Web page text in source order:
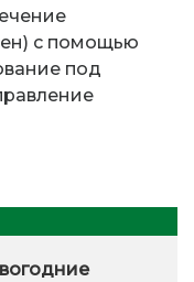
с помощью
под